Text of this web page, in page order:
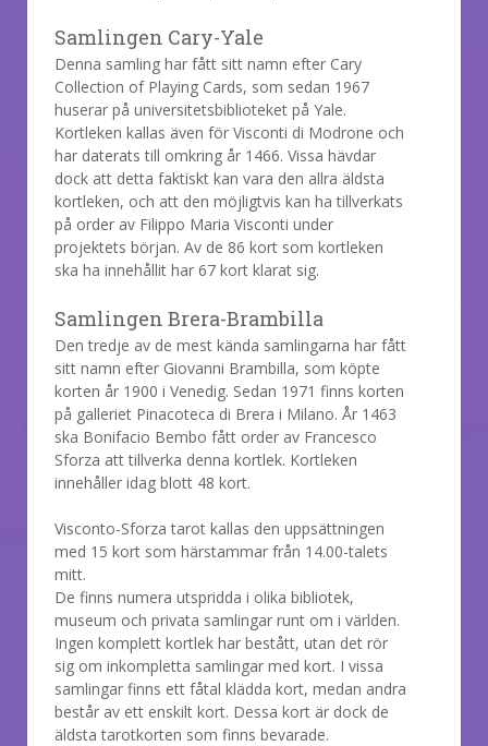
Samlingen Cary-Yale
Denna samling har fått sitt namn efter Cary
Collection of Playing Cards, som sedan 1967
huserar på universitetsbiblioteket på Yale.
Kortleken kallas även för Visconti di Modrone och
har daterats till omkring år 1466. Vissa hävdar
dock att detta faktiskt kan vara den allra äldsta
kortleken, och att den möjligtvis kan ha tillverkats
på order av Filippo Maria Visconti under
projektets början. Av de 86 kort som kortleken
ska ha innehållit har 67 kort klarat sig.
Samlingen Brera-Brambilla
Den tredje av de mest kända samlingarna har fått
sitt namn efter Giovanni Brambilla, som köpte
korten år 1900 i Venedig. Sedan 1971 finns korten
på galleriet Pinacoteca di Brera i Milano. År 1463
ska Bonifacio Bembo fått order av Francesco
Sforza att tillverka denna kortlek. Kortleken
innehåller idag blott 48 kort.
Visconto-Sforza tarot kallas den uppsättningen
med 15 kort som härstammar från 14.00-talets
mitt.
De finns numera utspridda i olika bibliotek,
museum och privata samlingar runt om i världen.
Ingen komplett kortlek har bestått, utan det rör
sig om inkompletta samlingar med kort. I vissa
samlingar finns ett fåtal klädda kort, medan andra
består av ett enskilt kort. Dessa kort är dock de
äldsta tarotkorten som finns bevarade.